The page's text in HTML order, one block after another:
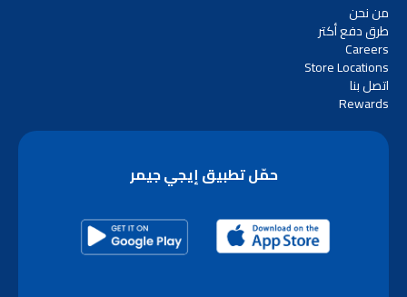
من نحن
طرق دفع أكتر
Careers
Store Locations
اتصل بنا
Rewards
حمّل تطبيق إيجي جيمر